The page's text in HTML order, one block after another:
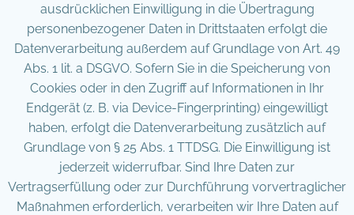
ausdrücklichen Einwilligung in die Übertragung
personenbezogener Daten in Drittstaaten erfolgt die
Datenverarbeitung außerdem auf Grundlage von Art. 49
Abs. 1 lit. a DSGVO. Sofern Sie in die Speicherung von
Cookies oder in den Zugriff auf Informationen in Ihr
Endgerät (z. B. via Device-Fingerprinting) eingewilligt
haben, erfolgt die Datenverarbeitung zusätzlich auf
Grundlage von § 25 Abs. 1 TTDSG. Die Einwilligung ist
jederzeit widerrufbar. Sind Ihre Daten zur
Vertragserfüllung oder zur Durchführung vorvertraglicher
Maßnahmen erforderlich, verarbeiten wir Ihre Daten auf